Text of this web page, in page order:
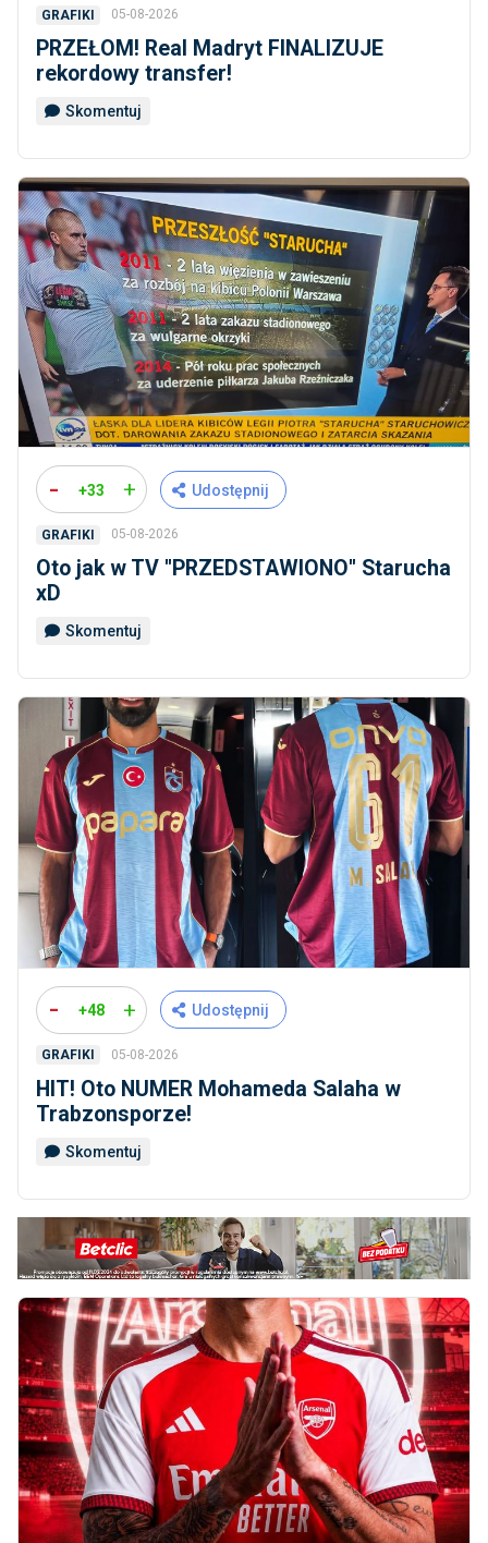
GRAFIKI 05-08-2026
PRZEŁOM! Real Madryt FINALIZUJE
rekordowy transfer!
Skomentuj
- +33 + Udostępnij
GRAFIKI 05-08-2026
Oto jak w TV ''PRZEDSTAWIONO'' Starucha
xD
Skomentuj
- +48 + Udostępnij
GRAFIKI 05-08-2026
HIT! Oto NUMER Mohameda Salaha w
Trabzonsporze!
Skomentuj